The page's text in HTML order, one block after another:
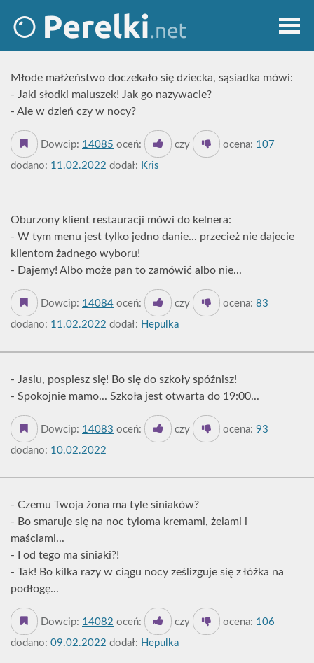
Młode małżeństwo doczekało się dziecka, sąsiadka mówi:
- Jaki słodki maluszek! Jak go nazywacie?
- Ale w dzień czy w nocy?
Dowcip: 14085 oceń: czy ocena: 107
dodano: 11.02.2022 dodał: Kris
Oburzony klient restauracji mówi do kelnera:
- W tym menu jest tylko jedno danie... przecież nie dajecie
klientom żadnego wyboru!
- Dajemy! Albo może pan to zamówić albo nie...
Dowcip: 14084 oceń: czy ocena: 83
dodano: 11.02.2022 dodał: Hepulka
- Jasiu, pospiesz się! Bo się do szkoły spóźnisz!
- Spokojnie mamo... Szkoła jest otwarta do 19:00...
Dowcip: 14083 oceń: czy ocena: 93
dodano: 10.02.2022
- Czemu Twoja żona ma tyle siniaków?
- Bo smaruje się na noc tyloma kremami, żelami i
maściami...
- I od tego ma siniaki?!
- Tak! Bo kilka razy w ciągu nocy ześlizguje się z łóżka na
podłogę...
Dowcip: 14082 oceń: czy ocena: 106
dodano: 09.02.2022 dodał: Hepulka